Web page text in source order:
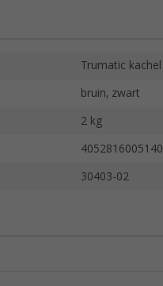
Trumatic kachel
bruin, zwart
2 kg
4052816005140
30403-02